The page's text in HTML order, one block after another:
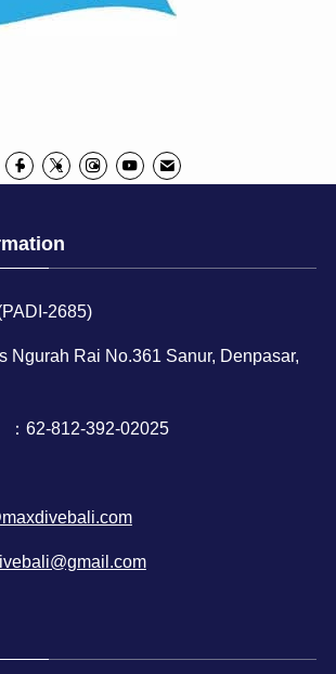
2685)
Ngurah Rai No.361 Sanur, Denpasar,
：62-812-392-02025